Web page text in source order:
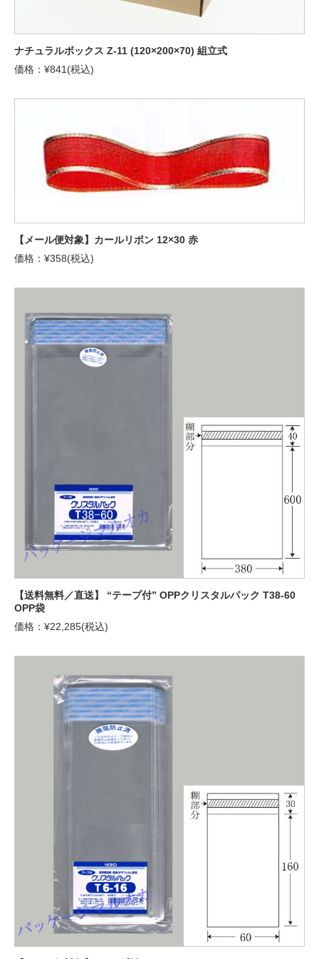
ナチュラルボックス Z-11 (120×200×70) 組立式
価格：¥841(税込)
【メール便対象】カールリボン 12×30 赤
価格：¥358(税込)
【送料無料／直送】 “テープ付” OPPクリスタルパック T38-60
OPP袋
価格：¥22,285(税込)